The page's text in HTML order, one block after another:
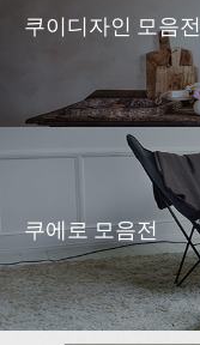
쿠이디자인 모음전
쿠에로 모음전